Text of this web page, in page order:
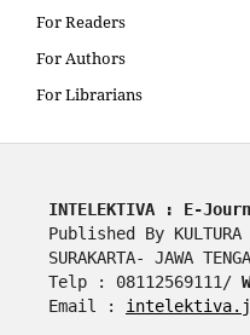
For Readers
For Authors
For Librarians
INTELEKTIVA : E-
Published By
SURAKARTA- JAWA
Telp : 08112569111/
Email :